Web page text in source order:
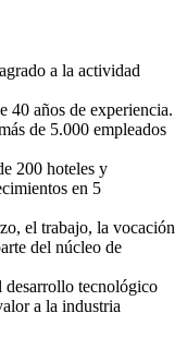
a la actividad
40 años de experiencia.
de 5.000 empleados
200 hoteles y
en 5
el trabajo, la vocación
del núcleo de
tecnológico
a la industria